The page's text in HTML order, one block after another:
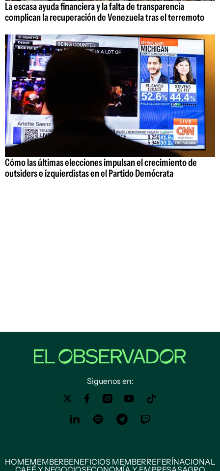
La escasa ayuda financiera y la falta de transparencia
complican la recuperación de Venezuela tras el terremoto
Cómo las últimas elecciones impulsan el crecimiento de
outsiders e izquierdistas en el Partido Demócrata
Siguenos en:
HOMEMEMBERBENEFICIOS MEMBERREFERÍNACIONAL